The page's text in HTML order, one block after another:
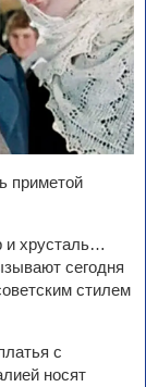
приметой
и хрусталь…
сегодня
стилем
с
носят